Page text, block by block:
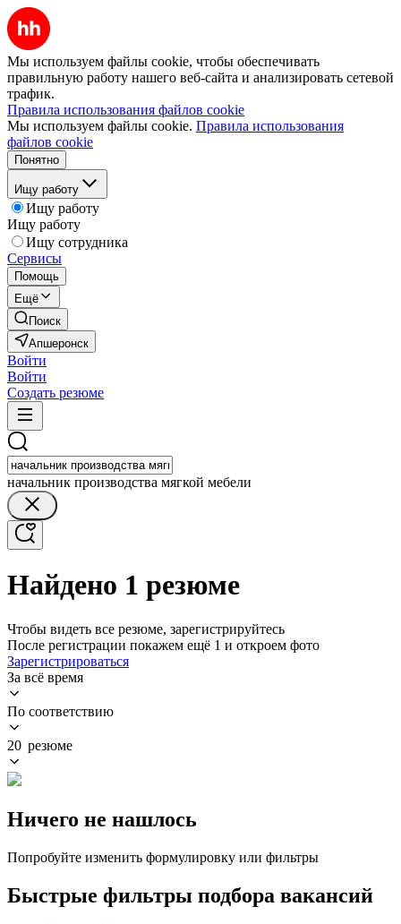
Мы используем файлы cookie, чтобы обеспечивать
правильную работу нашего веб-сайта и анализировать сетевой
трафик.
Правила использования файлов cookie
Мы используем файлы cookie. Правила использования
файлов cookie
Понятно
Ищу работу
Ищу работу
Ищу работу
Ищу сотрудника
Сервисы
Помощь
Ещё
Поиск
Апшеронск
Войти
Войти
Создать резюме
начальник производства мягкой мебели
Найдено 1 резюме
Чтобы видеть все резюме, зарегистрируйтесь
После регистрации покажем ещё 1 и откроем фото
Зарегистрироваться
За всё время
По соответствию
20 резюме
Ничего не нашлось
Попробуйте изменить формулировку или фильтры
Быстрые фильтры подбора вакансий